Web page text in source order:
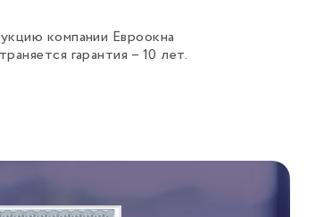
компании Евроокна
гарантия – 10 лет.